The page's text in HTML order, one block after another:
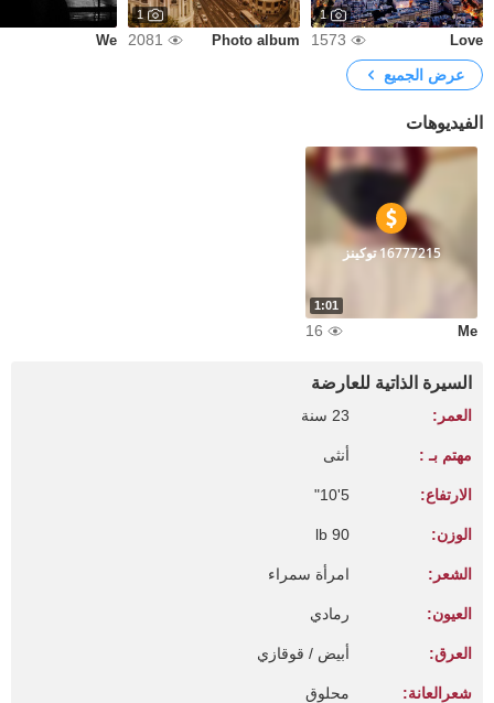
1
Love
1573
1
Photo album
2081
We
عرض الجميع
الفيديوهات
1:01
16777215 توكينز
Me
16
السيرة الذاتية للعارضة
العمر: 23 سنة
مهتم بـ : أنثى
الارتفاع: 5'10"
الوزن: 90 lb
الشعر: امرأة سمراء
العيون: رمادي
العرق: أبيض / قوقازي
شعرالعانة: محلوق